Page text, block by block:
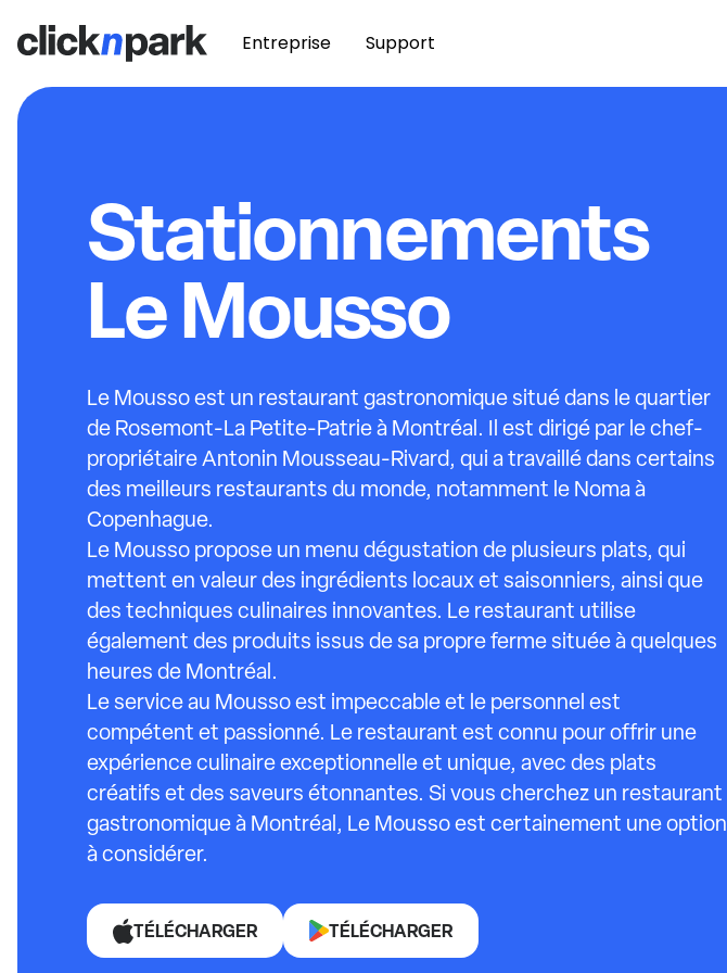
Entreprise Support
Stationnements
Le Mousso
Le Mousso est un restaurant gastronomique situé dans le quartier
de Rosemont-La Petite-Patrie à Montréal. Il est dirigé par le chef-
propriétaire Antonin Mousseau-Rivard, qui a travaillé dans certains
des meilleurs restaurants du monde, notamment le Noma à
Copenhague.
Le Mousso propose un menu dégustation de plusieurs plats, qui
mettent en valeur des ingrédients locaux et saisonniers, ainsi que
des techniques culinaires innovantes. Le restaurant utilise
également des produits issus de sa propre ferme située à quelques
heures de Montréal.
Le service au Mousso est impeccable et le personnel est
compétent et passionné. Le restaurant est connu pour offrir une
expérience culinaire exceptionnelle et unique, avec des plats
créatifs et des saveurs étonnantes. Si vous cherchez un restaurant
gastronomique à Montréal, Le Mousso est certainement une option
à considérer.
TÉLÉCHARGER TÉLÉCHARGER